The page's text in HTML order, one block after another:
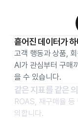
흩어진 데이터가
고객 행동과 상품,
AI가 관심부터 구매
을 수 있습니다.
같은 지표를 같은
ROAS, 재구매율 등
의합니다.